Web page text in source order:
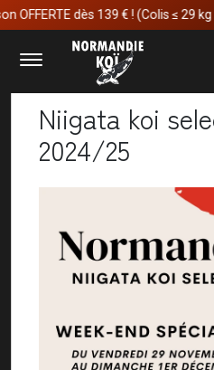
dès 139 € ! (Colis ≤ 29 kg
Accueil Actualités Niigata
Niigata koi
2024/25